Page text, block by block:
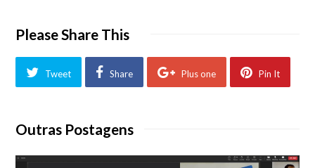
Please Share This
Tweet Share Plus one Pin It
Outras Postagens